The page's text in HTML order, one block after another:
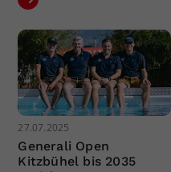
27.07.2025
Generali Open
Kitzbühel bis 2035